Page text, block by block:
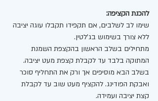
להכנת הקציפה:
שימו לב לשלבים, אם תקפידו תקבלו עוגה יציבה
ללא צורך בשימוש בג'לטין.
מתחילים בשלב הראשון בהקצפת השמנת
המתוקה בלבד עד לקבלת קצפת מעט יציבה.
בשלב הבא מוסיפים אך ורק את התחליף סוכר
ואבקת הפודינג. להקציף מעט שוב עד לקבלת
קצת יציבה ועמידה.